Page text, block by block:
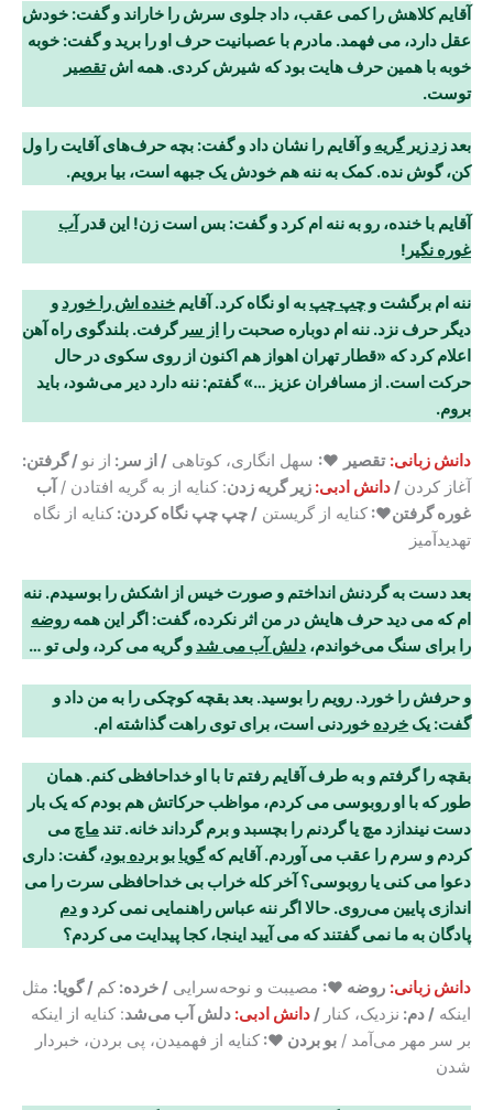
آقایم کلاهش را کمی عقب، داد جلوی سرش را خاراند و گفت: خودش
عقل دارد، می فهمد. مادرم با عصبانیت حرف او را برید و گفت: خوبه
خوبه با همین حرف هایت بود که شیرش کردی. همه اشتقصیر
توست.
بعد زد زیر گریه و آقایم را نشان داد و گفت: بچه حرف‌های آقایت را ول
کن، گوش نده. کمک به ننه هم خودش یک جبهه است، بیا برویم.
آقایم با خنده، رو به ننه ام کرد و گفت: بس است زن! این قدر
آب
غوره نگیر !
ننه ام برگشت و چپ چپ به او نگاه کرد. آقایم خنده اش را خورد و
دیگر حرف نزد. ننه ام دوباره صحبت را از سر گرفت. بلندگوی راه آهن
اعلام کرد که «قطار تهران اهواز هم اکنون از روی سکوی در حال
حرکت است. از مسافران عزیز …» گفتم: ننه دارد دیر میشود، باید
بروم.
دانش زبانی: تقصیر ♥: سهل انگاری، کوتاهی / از سر: از نو / گرفتن:
آغاز کردن /دانش ادبی: زیر گریه زدن: کنایه از به گریه افتادن / آب
غوره گرفتن♥: کنایه از گریستن / چپ چپ نگاه کردن: کنایه از نگاه
تهدیدآمیز
بعد دست به گردنش انداختم و صورت خیس از اشکش را بوسیدم. ننه
ام که می دید حرف هایش در من اثر نکرده، گفت: اگر این همه روضه
را برای سنگ میخواندم، دلش آب می شد و گریه می کرد، ولی تو …
و حرفش را خورد. رویم را بوسید. بعد بقچه کوچکی را به من داد و
گفت: یک خرده خوردنی است، برای توی راهت گذاشته ام.
بقچه را گرفتم و به طرف آقایم رفتم تا با او خداحافظی کنم. همان
طور که با او روبوسی می کردم، مواظب حرکاتش هم بودم که یک بار
دست نیندازد مچ یا گردنم را بچسبد و برم گرداند خانه. تند ماچ می
کردم و سرم را عقب می آوردم. آقایم کهگویا بو برده بود، گفت: داری
دعوا می کنی یا روبوسی؟ آخر کله خراب بی خداحافظی سرت را می
اندازی پایین می‌روی. حالا اگر ننه عباس راهنمایی نمی کرد و دم
پادگان به ما نمی گفتند که می آیید اینجا، کجا پیدایت می کردم؟
دانش زبانی: روضه ♥: مصیبت و نوحه‌سرایی / خرده: کم / گویا: مثل
اینکه / دم: نزدیک، کنار / دانش ادبی: دلش آب می‌شد: کنایه از اینکه
بر سر مهر می‌آمد / بو بردن ♥: کنایه از فهمیدن، پی بردن، خبردار
شدن